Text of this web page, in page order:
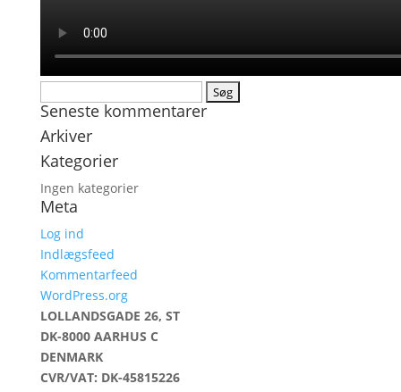
efter:
Seneste kommentarer
Arkiver
Kategorier
Ingen kategorier
Meta
Log ind
Indlægsfeed
Kommentarfeed
WordPress.org
LOLLANDSGADE 26, ST
DK-8000 AARHUS C
DENMARK
CVR/VAT: DK-45815226